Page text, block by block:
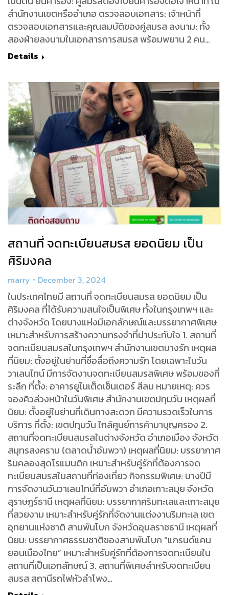
สำนักงานเขตหรืออำเภอ ตรวจสอบเอกสาร: เจ้าหน้าที่
ตรวจสอบเอกสารและคุณสมบัติของคู่สมรส ลงนาม: ทั้ง
สองฝ่ายลงนามในเอกสารการสมรส พร้อมพยาน 2 คน…
Details
สถานที่ จดทะเบียนสมรส ยอดนิยม เป็น
ศิริมงคล
marry December 3, 2024
ในประเทศไทยมี สถานที่ จดทะเบียนสมรส ยอดนิยม เป็น
ศิริมงคล ที่ได้รับความสนใจเป็นพิเศษ ทั้งในกรุงเทพฯ และ
ต่างจังหวัด โดยบางแห่งมีเอกลักษณ์และบรรยากาศพิเศษ
เหมาะสำหรับการสร้างความทรงจำที่น่าประทับใจ 1. สถานที่
จดทะเบียนสมรสในกรุงเทพฯ สำนักงานเขตบางรัก เหตุผล
ที่นิยม: ตั้งอยู่ในย่านที่ชื่อสื่อถึงความรัก โดยเฉพาะในวัน
วาเลนไทน์ มีการจัดงานจดทะเบียนสมรสพิเศษ พร้อมของที่
ระลึก ที่ตั้ง: อาคารยูไนเต็ดเซ็นเตอร์ สีลม หมายเหตุ: ควร
จองคิวล่วงหน้าในวันพิเศษ สำนักงานเขตปทุมวัน เหตุผลที่
นิยม: ตั้งอยู่ในย่านที่เดินทางสะดวก มีความรวดเร็วในการ
บริการ ที่ตั้ง: เขตปทุมวัน ใกล้ศูนย์การค้ามาบุญครอง 2.
สถานที่จดทะเบียนสมรสในต่างจังหวัด อำเภอเมือง จังหวัด
สมุทรสงคราม (ตลาดน้ำอัมพวา) เหตุผลที่นิยม: บรรยากาศ
ริมคลองสุดโรแมนติก เหมาะสำหรับคู่รักที่ต้องการจด
ทะเบียนสมรสในสถานที่ท่องเที่ยว กิจกรรมพิเศษ: บางปีมี
การจัดงานวันวาเลนไทน์ที่อัมพวา อำเภอเกาะสมุย จังหวัด
สุราษฎร์ธานี เหตุผลที่นิยม: บรรยากาศริมทะเลและเกาะสมุย
ที่สวยงาม เหมาะสำหรับคู่รักที่จัดงานแต่งงานริมทะเล เขต
อุทยานแห่งชาติ สามพันโบก จังหวัดอุบลราชธานี เหตุผลที่
นิยม: บรรยากาศธรรมชาติของสามพันโบก “แกรนด์แคน
ยอนเมืองไทย” เหมาะสำหรับคู่รักที่ต้องการจดทะเบียนใน
สถานที่เป็นเอกลักษณ์ 3. สถานที่พิเศษสำหรับจดทะเบียน
สมรส สถานีรถไฟหัวลำโพง…